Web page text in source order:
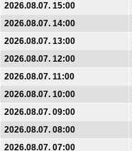
2026.08.07. 15:00
2026.08.07. 14:00
2026.08.07. 13:00
2026.08.07. 12:00
2026.08.07. 11:00
2026.08.07. 10:00
2026.08.07. 09:00
2026.08.07. 08:00
2026.08.07. 07:00